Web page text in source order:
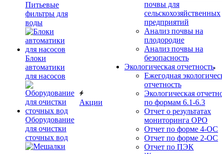
Питьевые
фильтры для
воды
Блоки
автоматики
для насосов
Оборудование
для очистки
сточных вод
Акции
почвы для
сельскохозяйственных
предприятий
Анализ почвы на
плодородие
Анализ почвы на
безопасность
Экологическая отчетность
Ежегодная
отчетность
Экологическая
по формам 6.1-6.3
Отчет о результатах
мониторинга ОРО
Отчет по форме 4-ОС
Отчет по форме 2-ОС
Отчет по ПЭК